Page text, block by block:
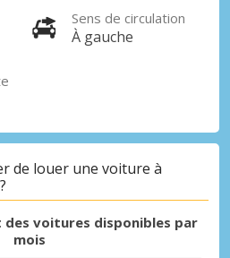
avec eLink
Sens de circulation
À gauche
de louer une voiture à
voitures disponibles par
mois